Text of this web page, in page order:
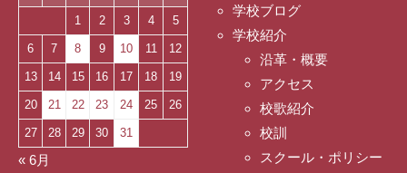
1 2 3 4 5
6 7 8 9 10 11 12
13 14 15 16 17 18 19
20 21 22 23 24 25 26
27 28 29 30 31
« 6月
学校ブログ
学校紹介
沿革・概要
アクセス
校歌紹介
校訓
スクール・ポリシー